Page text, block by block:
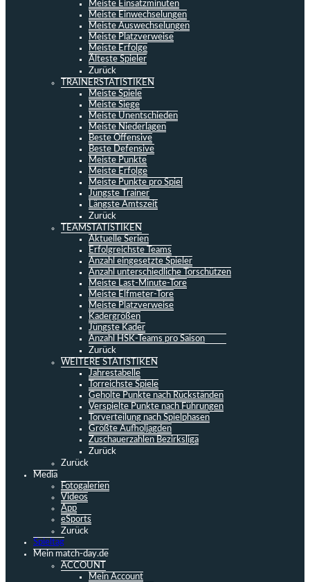
Meiste Einsatzminuten
Meiste Einwechselungen
Meiste Auswechselungen
Meiste Platzverweise
Meiste Erfolge
Älteste Spieler
Zurück
TRAINERSTATISTIKEN
Meiste Spiele
Meiste Siege
Meiste Unentschieden
Meiste Niederlagen
Beste Offensive
Beste Defensive
Meiste Punkte
Meiste Erfolge
Meiste Punkte pro Spiel
Jüngste Trainer
Längste Amtszeit
Zurück
TEAMSTATISTIKEN
Aktuelle Serien
Erfolgreichste Teams
Anzahl eingesetzte Spieler
Anzahl unterschiedliche Torschützen
Meiste Last-Minute-Tore
Meiste Elfmeter-Tore
Meiste Platzverweise
Kadergrößen
Jüngste Kader
Anzahl HSK-Teams pro Saison
Zurück
WEITERE STATISTIKEN
Jahrestabelle
Torreichste Spiele
Geholte Punkte nach Rückständen
Verspielte Punkte nach Führungen
Torverteilung nach Spielphasen
Größte Aufholjagden
Zuschauerzahlen Bezirksliga
Zurück
Zurück
Media
Fotogalerien
Videos
App
eSports
Zurück
Spieltag
Mein match-day.de
ACCOUNT
Mein Account